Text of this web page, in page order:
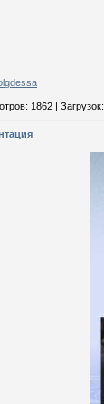
1862 Загрузок: